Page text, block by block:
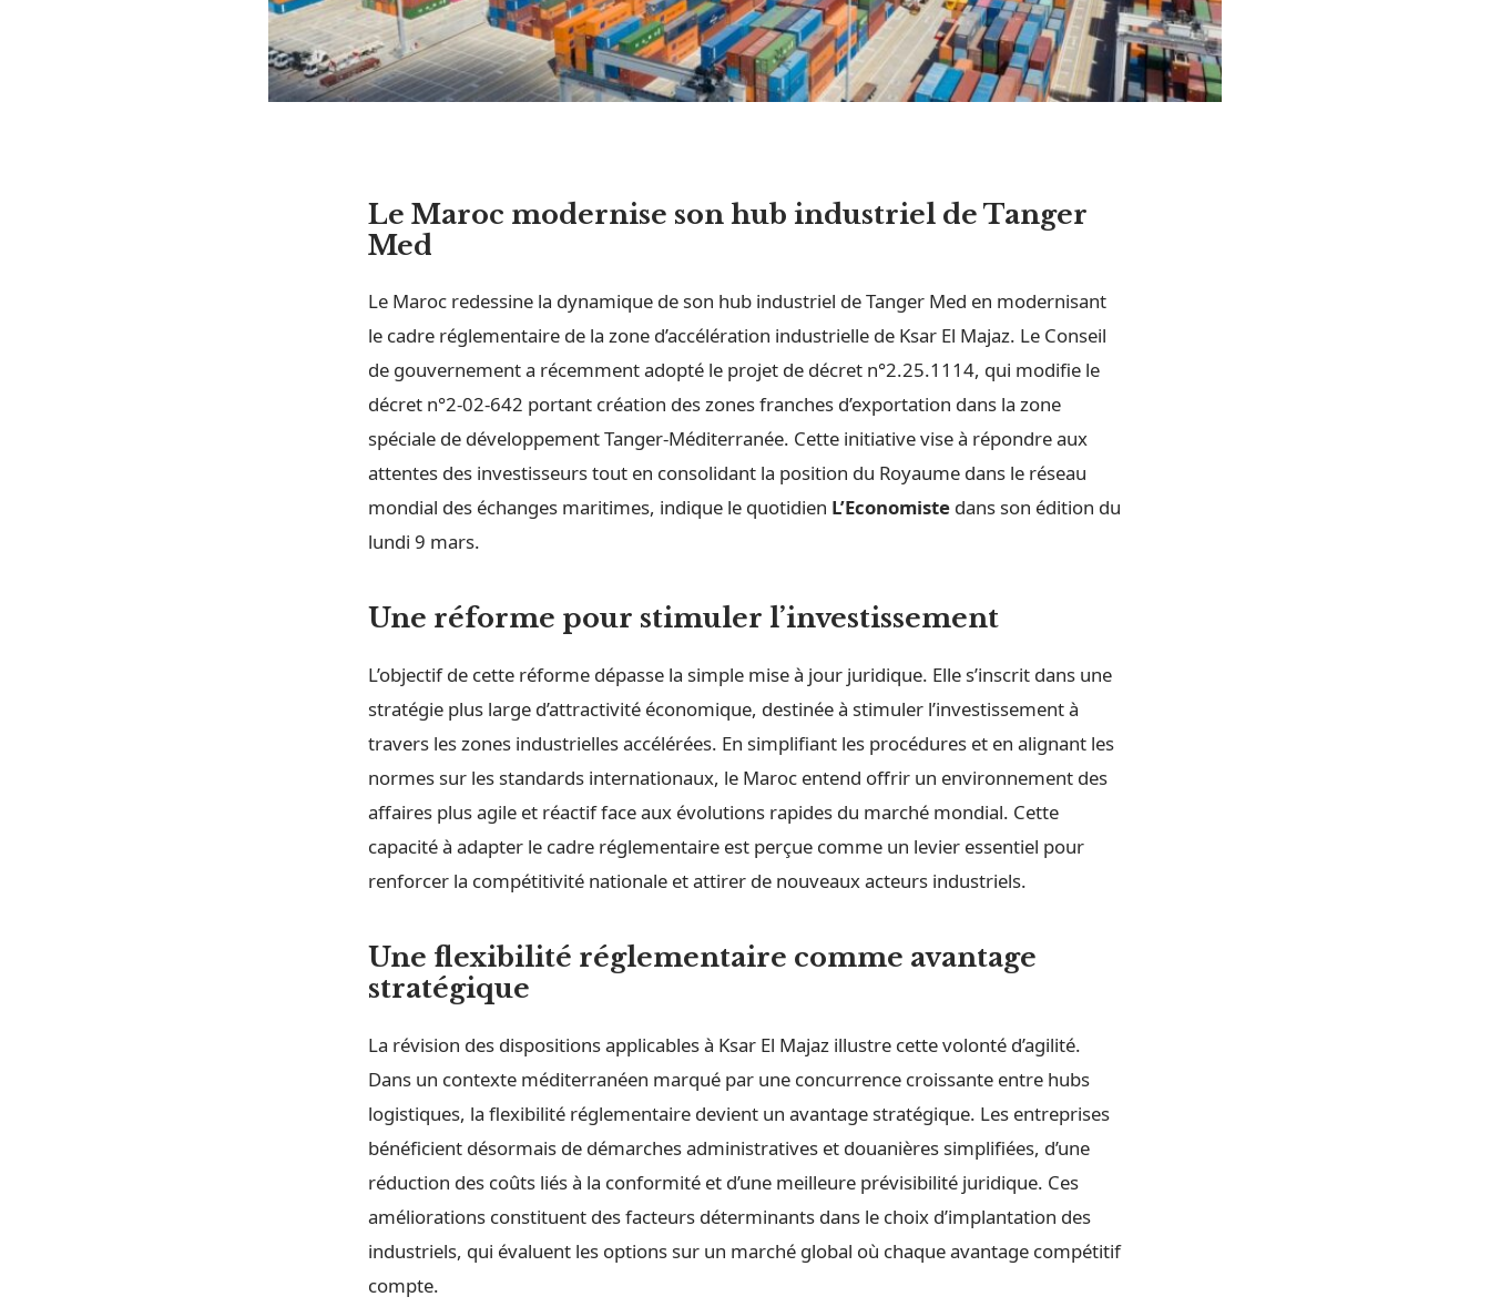
Le Maroc modernise son hub industriel de Tanger
Med
Le Maroc redessine la dynamique de son hub industriel de Tanger Med en modernisant
le cadre réglementaire de la zone d’accélération industrielle de Ksar El Majaz. Le Conseil
de gouvernement a récemment adopté le projet de décret n°2.25.1114, qui modifie le
décret n°2-02-642 portant création des zones franches d’exportation dans la zone
spéciale de développement Tanger-Méditerranée. Cette initiative vise à répondre aux
attentes des investisseurs tout en consolidant la position du Royaume dans le réseau
mondial des échanges maritimes, indique le quotidien L’Economiste dans son édition du
lundi 9 mars.
Une réforme pour stimuler l’investissement
L’objectif de cette réforme dépasse la simple mise à jour juridique. Elle s’inscrit dans une
stratégie plus large d’attractivité économique, destinée à stimuler l’investissement à
travers les zones industrielles accélérées. En simplifiant les procédures et en alignant les
normes sur les standards internationaux, le Maroc entend offrir un environnement des
affaires plus agile et réactif face aux évolutions rapides du marché mondial. Cette
capacité à adapter le cadre réglementaire est perçue comme un levier essentiel pour
renforcer la compétitivité nationale et attirer de nouveaux acteurs industriels.
Une flexibilité réglementaire comme avantage
stratégique
La révision des dispositions applicables à Ksar El Majaz illustre cette volonté d’agilité.
Dans un contexte méditerranéen marqué par une concurrence croissante entre hubs
logistiques, la flexibilité réglementaire devient un avantage stratégique. Les entreprises
bénéficient désormais de démarches administratives et douanières simplifiées, d’une
réduction des coûts liés à la conformité et d’une meilleure prévisibilité juridique. Ces
améliorations constituent des facteurs déterminants dans le choix d’implantation des
industriels, qui évaluent les options sur un marché global où chaque avantage compétitif
compte.